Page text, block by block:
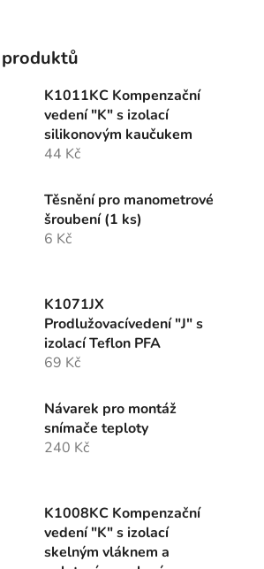
K1011KC Kompenzační
vedení "K" s izolací
silikonovým kaučukem
44 Kč
Těsnění pro manometrové
šroubení (1 ks)
6 Kč
K1071JX
Prodlužovacívedení "J" s
izolací Teflon PFA
69 Kč
Návarek pro montáž
snímače teploty
240 Kč
K1008KC Kompenzační
vedení "K" s izolací
skelným vláknem a